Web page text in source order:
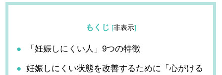
もくじ [非表示]
「妊娠しにくい人」9つの特徴
妊娠しにくい状態を改善するために「心がける